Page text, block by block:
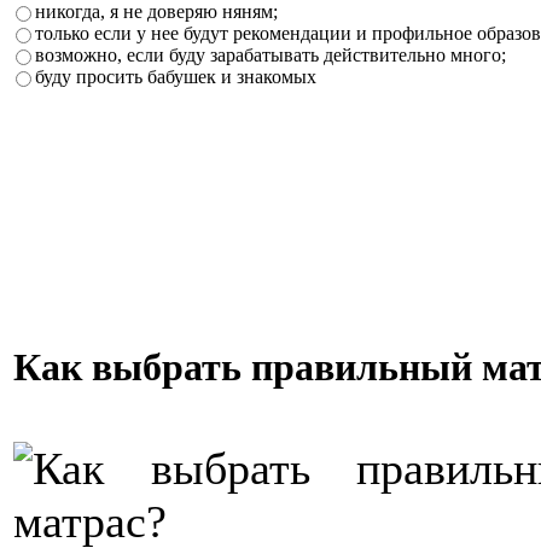
никогда, я не доверяю няням;
только если у нее будут рекомендации и профильное
возможно, если буду зарабатывать действительно много;
буду просить бабушек и знакомых
Как выбрать правильный